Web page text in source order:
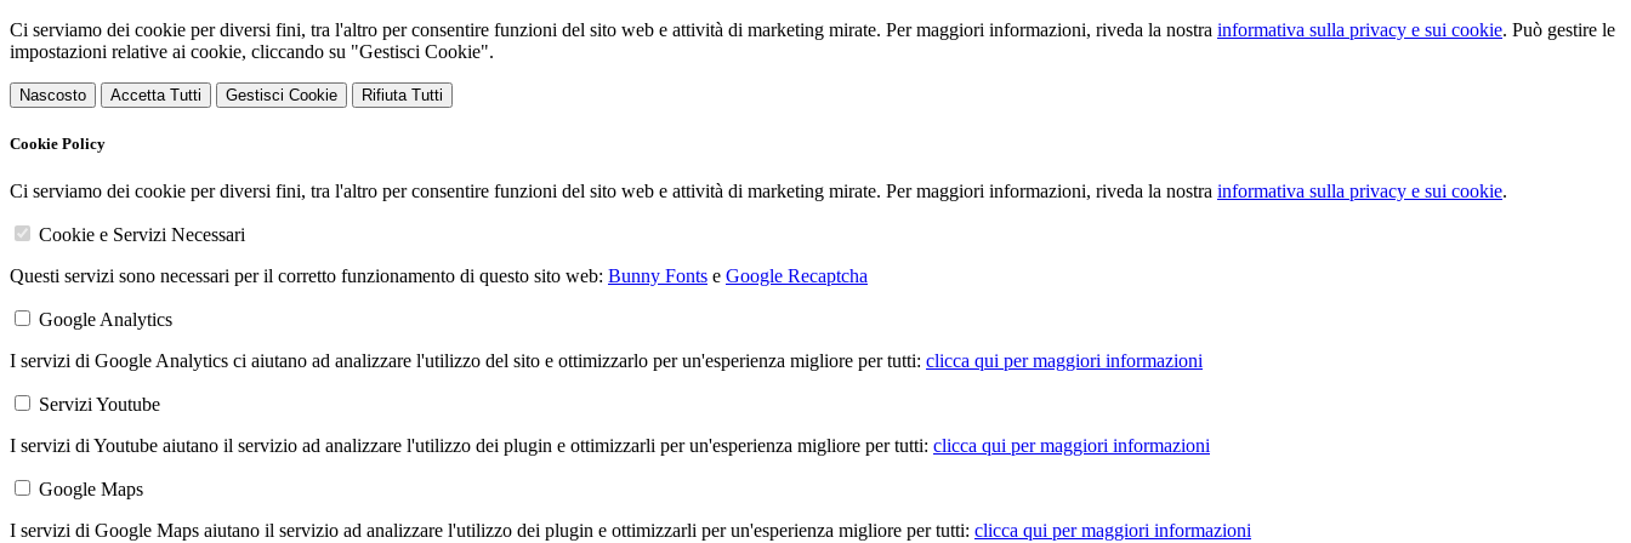
Ci serviamo dei cookie per diversi fini, tra l'altro per consentire funzioni del sito web e attività di marketing mirate. Per maggiori informazioni, riveda la nostra informativa sulla privacy e sui cookie. Può gestire le
impostazioni relative ai cookie, cliccando su "Gestisci Cookie".
Nascosto Accetta Tutti Gestisci Cookie Rifiuta Tutti
Cookie Policy
Ci serviamo dei cookie per diversi fini, tra l'altro per consentire funzioni del sito web e attività di marketing mirate. Per maggiori informazioni, riveda la nostra informativa sulla privacy e sui cookie.
Cookie e Servizi Necessari
Questi servizi sono necessari per il corretto funzionamento di questo sito web: Bunny Fonts e Google Recaptcha
Google Analytics
I servizi di Google Analytics ci aiutano ad analizzare l'utilizzo del sito e ottimizzarlo per un'esperienza migliore per tutti: clicca qui per maggiori informazioni
Servizi Youtube
I servizi di Youtube aiutano il servizio ad analizzare l'utilizzo dei plugin e ottimizzarli per un'esperienza migliore per tutti: clicca qui per maggiori informazioni
Google Maps
I servizi di Google Maps aiutano il servizio ad analizzare l'utilizzo dei plugin e ottimizzarli per un'esperienza migliore per tutti: clicca qui per maggiori informazioni